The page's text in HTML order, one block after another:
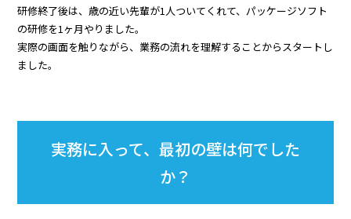
研修終了後は、歳の近い先輩が1人ついてくれて、パッケージソフト
の研修を1ヶ月やりました。
実際の画面を触りながら、業務の流れを理解することからスタートし
ました。
実務に入って、最初の壁は何でした
か？